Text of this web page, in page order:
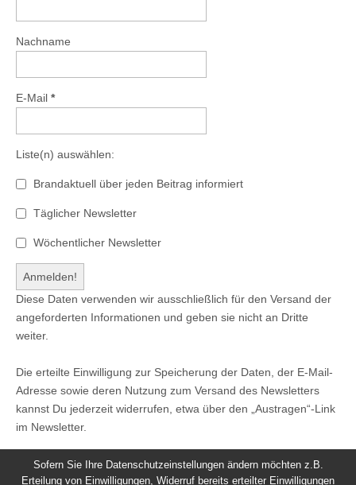
Nachname
E-Mail *
Liste(n) auswählen:
Brandaktuell über jeden Beitrag informiert
Täglicher Newsletter
Wöchentlicher Newsletter
Diese Daten verwenden wir ausschließlich für den Versand der
angeforderten Informationen und geben sie nicht an Dritte
weiter.
Die erteilte Einwilligung zur Speicherung der Daten, der E-Mail-
Adresse sowie deren Nutzung zum Versand des Newsletters
kannst Du jederzeit widerrufen, etwa über den „Austragen“-Link
im Newsletter.
Sofern Sie Ihre Datenschutzeinstellungen ändern möchten z.B.
Erteilung von Einwilligungen, Widerruf bereits erteilter Einwilligungen